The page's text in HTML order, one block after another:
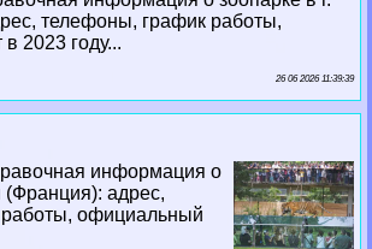
телефоны, график работы,
2023 году...
26 06 2026 11:39:39
информация о
(Франция): адрес,
официальный